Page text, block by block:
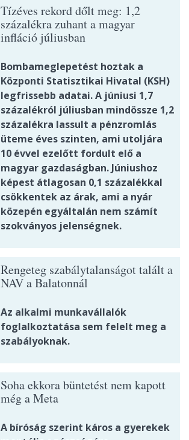
Tízéves rekord dőlt meg: 1,2
százalékra zuhant a magyar
infláció júliusban
Bombameglepetést hoztak a
Központi Statisztikai Hivatal (KSH)
legfrissebb adatai. A júniusi 1,7
százalékról júliusban mindössze 1,2
százalékra lassult a pénzromlás
üteme éves szinten, ami utoljára
10 évvel ezelőtt fordult elő a
magyar gazdaságban. Júniushoz
képest átlagosan 0,1 százalékkal
csökkentek az árak, ami a nyár
közepén egyáltalán nem számít
szokványos jelenségnek.
Rengeteg szabálytalanságot talált a
NAV a Balatonnál
Az alkalmi munkavállalók
foglalkoztatása sem felelt meg a
szabályoknak.
Soha ekkora büntetést nem kapott
még a Meta
A bíróság szerint káros a gyerekek